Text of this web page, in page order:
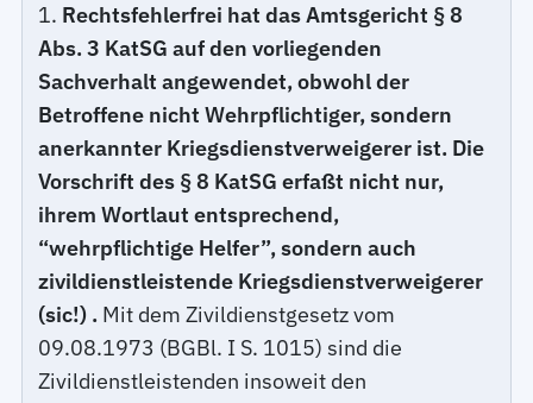
1. Rechtsfehlerfrei hat das Amtsgericht § 8
Abs. 3 KatSG auf den vorliegenden
Sachverhalt angewendet, obwohl der
Betroffene nicht Wehrpflichtiger, sondern
anerkannter Kriegsdienstverweigerer ist. Die
Vorschrift des § 8 KatSG erfaßt nicht nur,
ihrem Wortlaut entsprechend,
“wehrpflichtige Helfer”, sondern auch
zivildienstleistende Kriegsdienstverweigerer
(sic!) . Mit dem Zivildienstgesetz vom
09.08.1973 (BGBl. I S. 1015) sind die
Zivildienstleistenden insoweit den